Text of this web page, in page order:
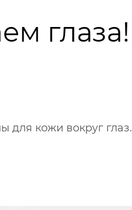
глаза!
для кожи вокруг глаз.